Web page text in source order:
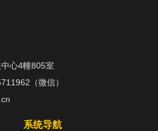
心4幢805室
（微信）
系统导航